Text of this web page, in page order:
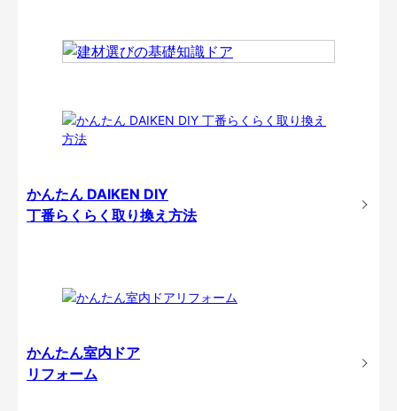
かんたん DAIKEN DIY
丁番らくらく取り換え方法
かんたん室内ドア
リフォーム